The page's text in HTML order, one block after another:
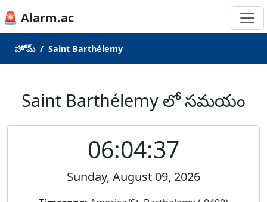
🚨 Alarm.ac
హోమ్ Saint Barthélemy
Saint Barthélemy లో సమయం
06:04:37
Sunday, August 09, 2026